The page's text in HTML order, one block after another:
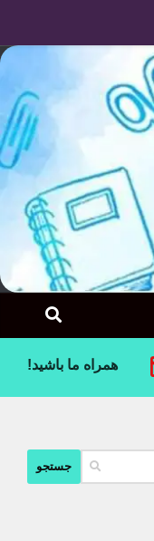
همراه ما باشید!